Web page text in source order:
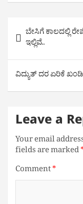
Post
navigation
ಬೇಸಿಗೆ ಕಾಲದಲ್ಲಿ
ಇಲ್ಲಿವೆ..
ವಿದ್ಯುತ್ ದರ ಏರಿಕೆ
Leave a
Your email
fields are marked
Comment*